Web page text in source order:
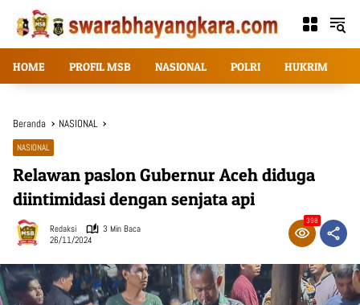
Langsung
konten
HOME PROFIL MSB NASIONAL POLRI HUKRIM
Beranda NASIONAL
NASIONAL
Relawan paslon Gubernur Aceh diduga
diintimidasi dengan senjata api
Redaksi
3 Min Baca
26/11/2024
398